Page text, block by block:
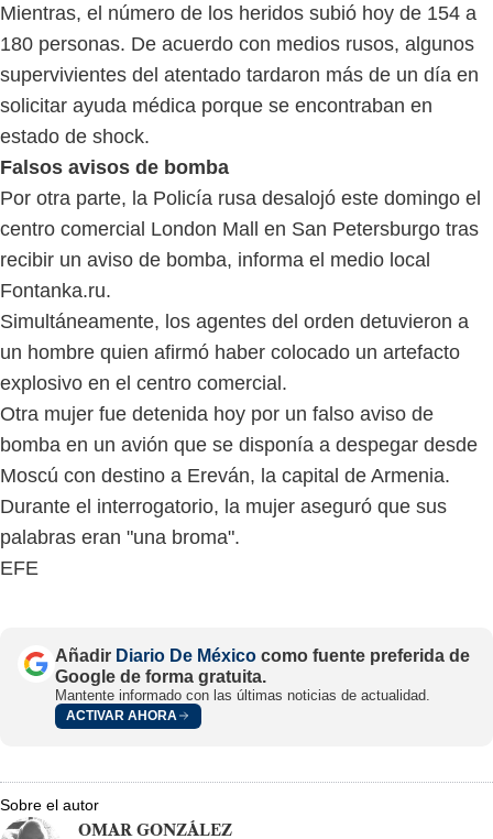
Mientras, el número de los heridos subió hoy de 154 a
180 personas. De acuerdo con medios rusos, algunos
supervivientes del atentado tardaron más de un día en
solicitar ayuda médica porque se encontraban en
estado de shock.
Falsos avisos de bomba
Por otra parte, la Policía rusa desalojó este domingo el
centro comercial London Mall en San Petersburgo tras
recibir un aviso de bomba, informa el medio local
Fontanka.ru.
Simultáneamente, los agentes del orden detuvieron a
un hombre quien afirmó haber colocado un artefacto
explosivo en el centro comercial.
Otra mujer fue detenida hoy por un falso aviso de
bomba en un avión que se disponía a despegar desde
Moscú con destino a Ereván, la capital de Armenia.
Durante el interrogatorio, la mujer aseguró que sus
palabras eran "una broma".
EFE
Añadir Diario De México como fuente preferida de
Google de forma gratuita.
Mantente informado con las últimas noticias de actualidad.
ACTIVAR AHORA
Sobre el autor
OMAR GONZÁLEZ